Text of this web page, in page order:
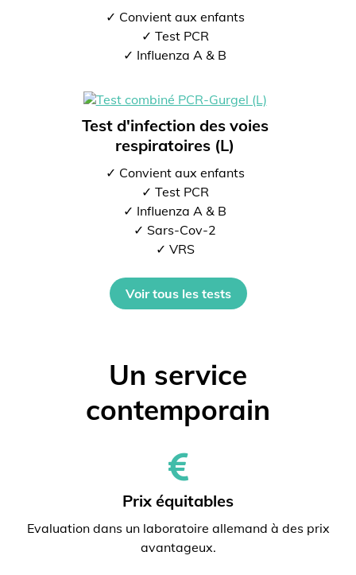
✓ Convient aux enfants
✓ Test PCR
✓ Influenza A & B
Test d'infection des voies
respiratoires (L)
✓ Convient aux enfants
✓ Test PCR
✓ Influenza A & B
✓ Sars-Cov-2
✓ VRS
Voir tous les tests
Un service
contemporain
Prix ​​équitables
Evaluation dans un laboratoire allemand à des prix
avantageux.